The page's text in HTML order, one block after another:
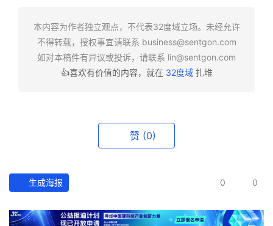
产
本内容为作者独立观点，不代表32度域立场。未经允许
不得转载，授权事宜请联系 business@sentgon.com
如对本稿件有异议或投诉，请联系 lin@sentgon.com
👍喜欢有价值的内容，就在 32度域扎堆
赞 (0)
生成海报 0 0